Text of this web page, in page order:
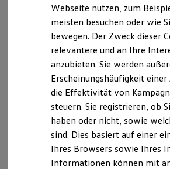
Laden
Laden unterwegs
Laden Zuhause
Ladestationen finden
Ladezeitensimulator
Batterie
Sicherheit
Garantie und Lebensdauer
Nachhaltigkeit
Technologie
Kosten und Kauf
Verbrauchskosten
Kaufoptionen
E-Auto-Förderung
Software und Konnektivität
Meppener Straße 134, 49744
Montag-Donnerstag 07:30
Freitag
07:30
Samstag
07:30
Sonntag
Webseite nutzen, zum
meisten besuchen oder wie
bewegen. Der Zweck dieser
relevantere und an Ihre
anzubieten. Sie werden
Erscheinungshäufigkeit einer
die Effektivität von
steuern. Sie registrieren, ob
haben oder nicht, sowie
sind. Dies basiert auf einer
Ihres Browsers sowie Ihres
Informationen können mit